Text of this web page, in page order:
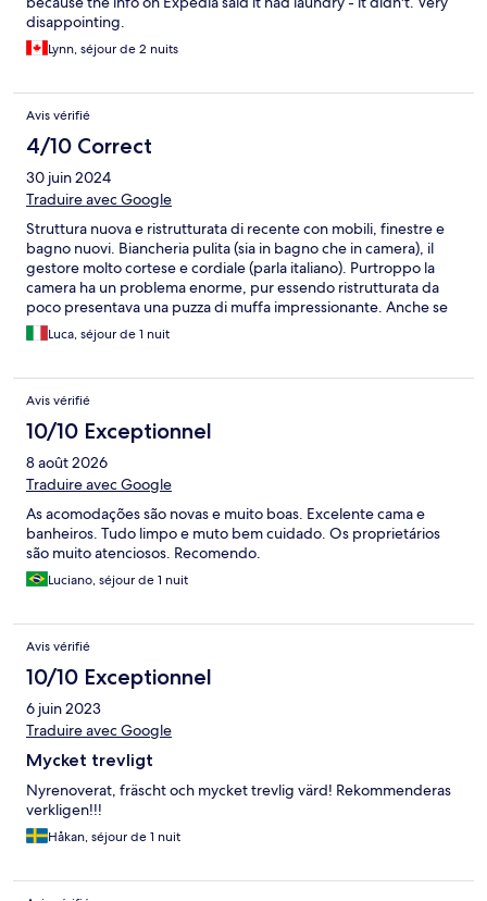
disappointing.
Lynn, séjour de 2 nuits
Avis vérifié
4/10 Correct
30 juin 2024
Traduire avec Google
Struttura nuova e ristrutturata di recente con mobili, finestre e
bagno nuovi. Biancheria pulita (sia in bagno che in camera), il
gestore molto cortese e cordiale (parla italiano). Purtroppo la
camera ha un problema enorme, pur essendo ristrutturata da
poco presentava una puzza di muffa impressionante. Anche se
abbiamo aperto le finestre continuava a sentirsi; siamo stati una
sola notte e per questo non abbiamo richiesto il cambio della
le finestre aperte. Non è stato così ed abbiamo dormito con le
finestre aperte ma l'odore era terribile. Le pareti erano bianche
e non siamo riusciti a capire da dove provenisse il tanfo. E' un
vero peccato perchè la struttura meriterebbe moltissimo. A
causa della puzza non mi sento di consigliarla.
Luca, séjour de 1 nuit
Avis vérifié
10/10 Exceptionnel
8 août 2026
Traduire avec Google
As acomodações são novas e muito boas. Excelente cama e
banheiros. Tudo limpo e muto bem cuidado. Os proprietários
são muito atenciosos. Recomendo.
Luciano, séjour de 1 nuit
Avis vérifié
10/10 Exceptionnel
6 juin 2023
Traduire avec Google
Mycket trevligt
Nyrenoverat, fräscht och mycket trevlig värd! Rekommenderas
verkligen!!!
Håkan, séjour de 1 nuit